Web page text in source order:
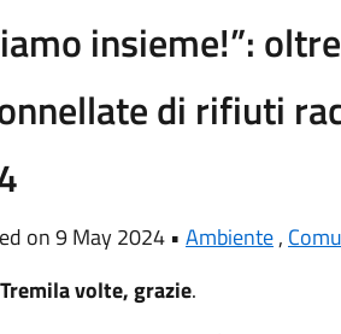
insieme!”:
di rifiuti
on 9 May 2024 • Ambiente,
Tremila volte, grazie.